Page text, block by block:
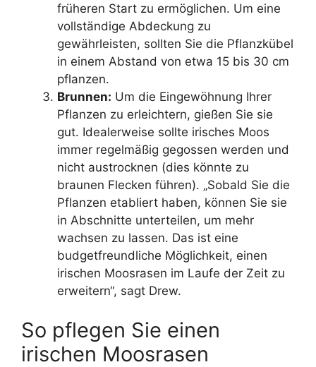
früheren Start zu ermöglichen. Um eine
vollständige Abdeckung zu
gewährleisten, sollten Sie die Pflanzkübel
in einem Abstand von etwa 15 bis 30 cm
pflanzen.
Brunnen: Um die Eingewöhnung Ihrer
Pflanzen zu erleichtern, gießen Sie sie
gut. Idealerweise sollte irisches Moos
immer regelmäßig gegossen werden und
nicht austrocknen (dies könnte zu
braunen Flecken führen). „Sobald Sie die
Pflanzen etabliert haben, können Sie sie
in Abschnitte unterteilen, um mehr
wachsen zu lassen. Das ist eine
budgetfreundliche Möglichkeit, einen
irischen Moosrasen im Laufe der Zeit zu
erweitern“, sagt Drew.
So pflegen Sie einen
irischen Moosrasen